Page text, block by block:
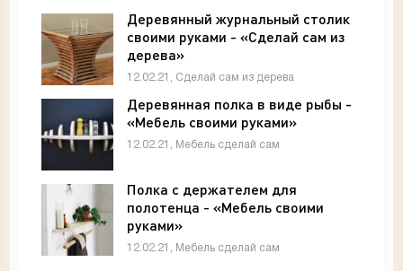
Деревянный журнальный столик
своими руками - «Сделай сам из
дерева»
12.02.21, Сделай сам из дерева
Деревянная полка в виде рыбы -
«Мебель своими руками»
12.02.21, Мебель сделай сам
Полка с держателем для
полотенца - «Мебель своими
руками»
12.02.21, Мебель сделай сам